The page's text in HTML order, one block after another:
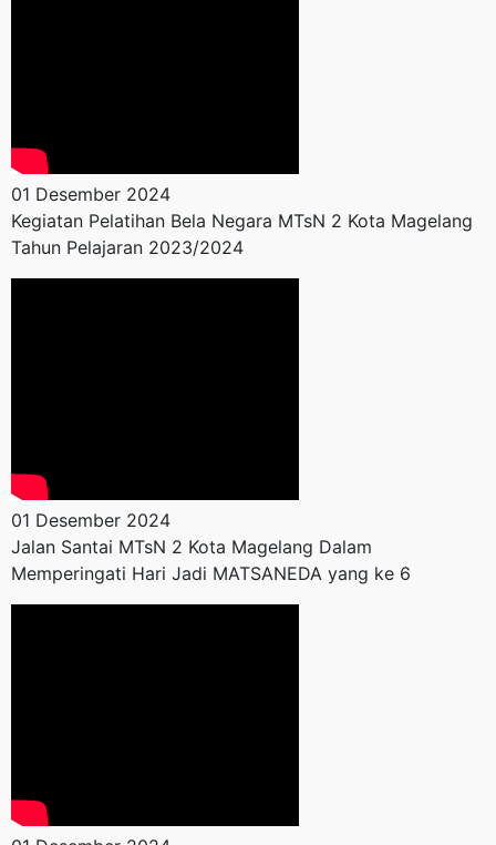
01 Desember 2024
Kegiatan Pelatihan Bela Negara MTsN 2 Kota Magelang
Tahun Pelajaran 2023/2024
01 Desember 2024
Jalan Santai MTsN 2 Kota Magelang Dalam
Memperingati Hari Jadi MATSANEDA yang ke 6